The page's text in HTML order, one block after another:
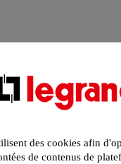
des cookies afin
de contenus de